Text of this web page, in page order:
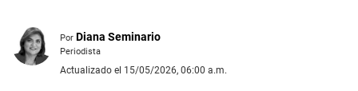
Por Diana Seminario
Periodista
Actualizado el 15/05/2026, 06:00 a.m.